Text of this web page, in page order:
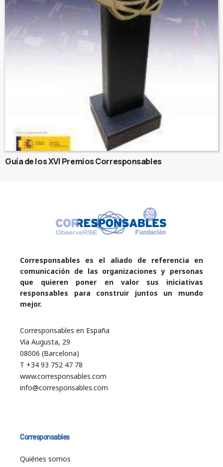
Guía de los XVI Premios Corresponsables
Corresponsables es el aliado de referencia en
comunicación de las organizaciones y personas
que quieren poner en valor sus iniciativas
responsables para construir juntos un mundo
mejor.
Corresponsables en España
Vía Augusta, 29
08006 (Barcelona)
T +34 93 752 47 78
www.corresponsables.com
info@corresponsables.com
Corresponsables
Quiénes somos